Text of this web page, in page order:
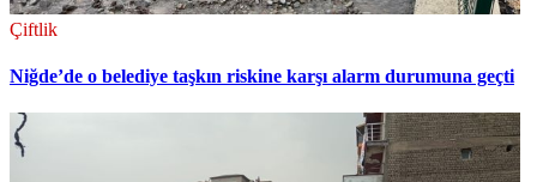
Çiftlik
Niğde’de o belediye taşkın riskine karşı alarm durumuna geçti